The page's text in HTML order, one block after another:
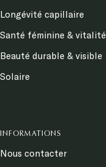
Longévité capillaire
Santé féminine & vitalité
Beauté durable & visible
Solaire
INFORMATIONS
Nous contacter